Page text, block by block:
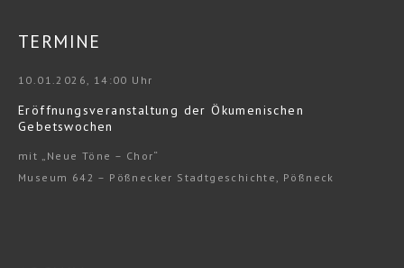
TERMINE
10.01.2026, 14:00 Uhr
Eröffnungsveranstaltung der Ökumenischen
Gebetswochen
mit „Neue Töne – Chor“
Museum 642 – Pößnecker Stadtgeschichte, Pößneck